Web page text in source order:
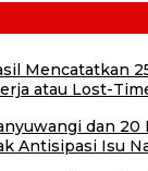
Mencatatkan
atau Lost-
dan
Antisipasi Isu